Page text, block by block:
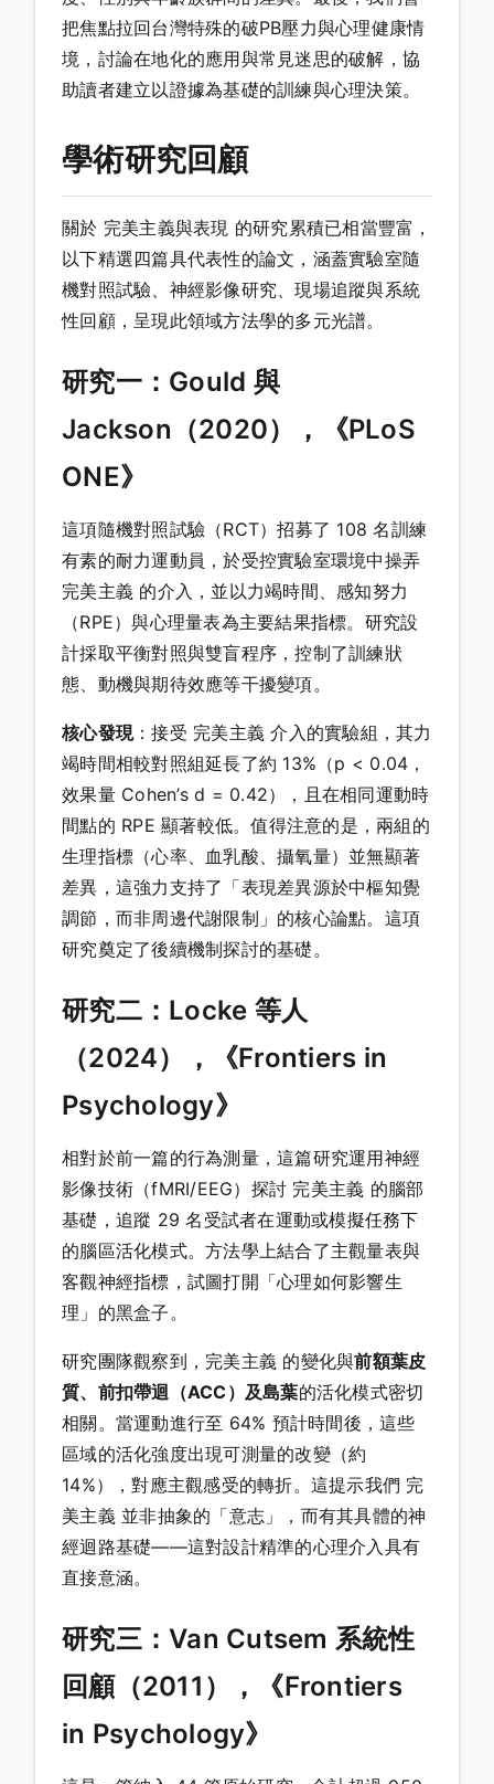
把焦點拉回台灣特殊的破PB壓力與心理健康情
境，討論在地化的應用與常見迷思的破解，協
助讀者建立以證據為基礎的訓練與心理決策。
學術研究回顧
關於 完美主義與表現 的研究累積已相當豐富，
以下精選四篇具代表性的論文，涵蓋實驗室隨
機對照試驗、神經影像研究、現場追蹤與系統
性回顧，呈現此領域方法學的多元光譜。
研究一：Gould 與
Jackson（2020），《PLoS
ONE》
這項隨機對照試驗（RCT）招募了 108 名訓練
有素的耐力運動員，於受控實驗室環境中操弄
完美主義 的介入，並以力竭時間、感知努力
（RPE）與心理量表為主要結果指標。研究設
計採取平衡對照與雙盲程序，控制了訓練狀
態、動機與期待效應等干擾變項。
核心發現：接受 完美主義 介入的實驗組，其力
竭時間相較對照組延長了約 13%（p < 0.04，
效果量 Cohen’s d = 0.42），且在相同運動時
間點的 RPE 顯著較低。值得注意的是，兩組的
生理指標（心率、血乳酸、攝氧量）並無顯著
差異，這強力支持了「表現差異源於中樞知覺
調節，而非周邊代謝限制」的核心論點。這項
研究奠定了後續機制探討的基礎。
研究二：Locke 等人
（2024），《Frontiers in
Psychology》
相對於前一篇的行為測量，這篇研究運用神經
影像技術（fMRI/EEG）探討 完美主義 的腦部
基礎，追蹤 29 名受試者在運動或模擬任務下
的腦區活化模式。方法學上結合了主觀量表與
客觀神經指標，試圖打開「心理如何影響生
理」的黑盒子。
研究團隊觀察到，完美主義 的變化與前額葉皮
質、前扣帶迴（ACC）及島葉的活化模式密切
相關。當運動進行至 64% 預計時間後，這些
區域的活化強度出現可測量的改變（約
14%），對應主觀感受的轉折。這提示我們 完
美主義 並非抽象的「意志」，而有其具體的神
經迴路基礎——這對設計精準的心理介入具有
直接意涵。
研究三：Van Cutsem 系統性
回顧（2011），《Frontiers
in Psychology》